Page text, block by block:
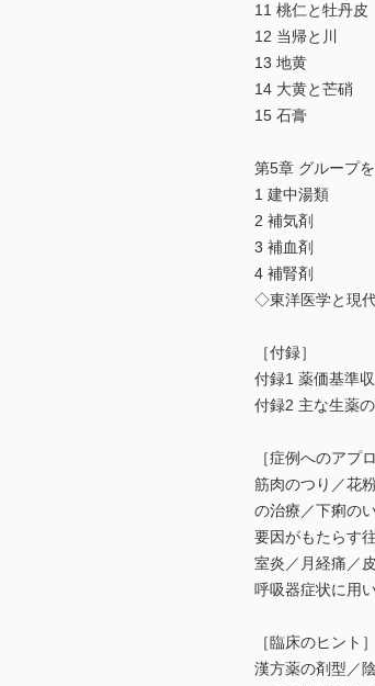
11 桃仁と牡丹皮
12 当帰と川
13 地黄
14 大黄と芒硝
15 石膏
第5章 グループ
1 建中湯類
2 補気剤
3 補血剤
4 補腎剤
◇東洋医学と現
［付録］
付録1 薬価基準
付録2 主な生薬
［症例へのアプ
筋肉のつり／花
の治療／下痢の
要因がもたらす
室炎／月経痛／
呼吸器症状に用
［臨床のヒント］
漢方薬の剤型／